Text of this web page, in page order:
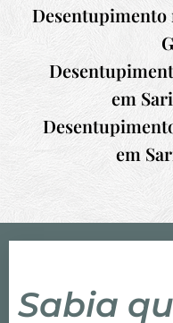
Desentupimento
em
em
Sabia